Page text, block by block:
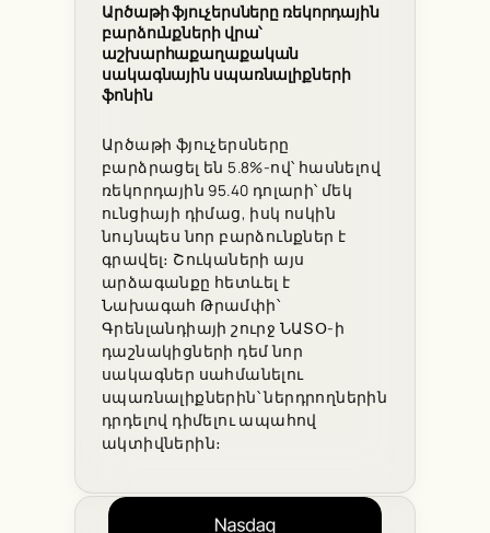
Արծաթի ֆյուչերսները ռեկորդային
բարձունքների վրա՝
աշխարհաքաղաքական
սակագնային սպառնալիքների
ֆոնին
Արծաթի ֆյուչերսները
բարձրացել են 5.8%-ով՝ հասնելով
ռեկորդային 95.40 դոլարի՝ մեկ
ունցիայի դիմաց, իսկ ոսկին
նույնպես նոր բարձունքներ է
գրավել։ Շուկաների այս
արձագանքը հետևել է
Նախագահ Թրամփի՝
Գրենլանդիայի շուրջ ՆԱՏՕ-ի
դաշնակիցների դեմ նոր
սակագներ սահմանելու
սպառնալիքներին՝ ներդրողներին
դրդելով դիմելու ապահով
ակտիվներին։